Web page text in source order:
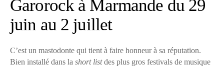
Garorock à Marmande du 29
juin au 2 juillet
C’est un mastodonte qui tient à faire honneur à sa réputation.
Bien installé dans la short listdes plus gros festivals de musique